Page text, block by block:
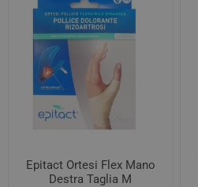
Epitact Ortesi Flex Mano
Destra Taglia M